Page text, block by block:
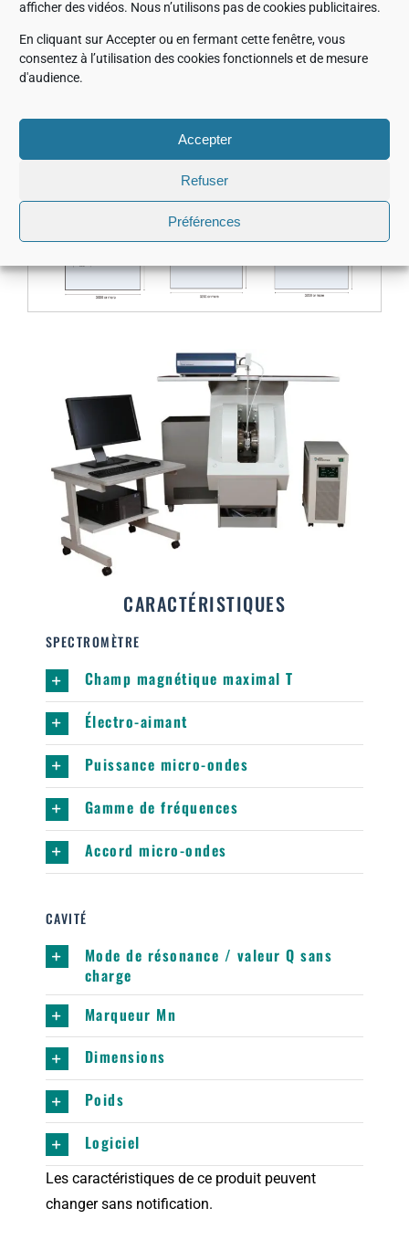
afficher des vidéos. Nous n’utilisons pas de cookies publicitaires.
En cliquant sur Accepter ou en fermant cette fenêtre, vous
consentez à l’utilisation des cookies fonctionnels et de mesure
d'audience.
Accepter
Refuser
Préférences
Exemple d’installation
CARACTÉRISTIQUES
SPECTROMÈTRE
Champ magnétique maximal T
Électro-aimant
Puissance micro-ondes
Gamme de fréquences
Accord micro-ondes
CAVITÉ
Mode de résonance / valeur Q sans
charge
Marqueur Mn
Dimensions
Poids
Logiciel
Les caractéristiques de ce produit peuvent
changer sans notification.